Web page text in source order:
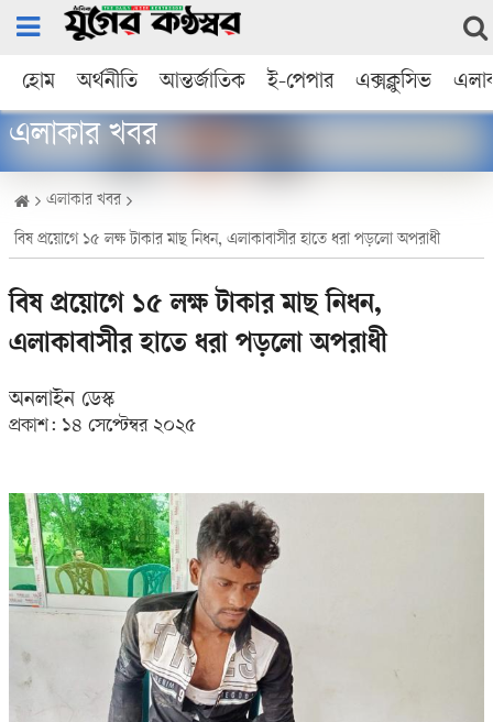
হোম অর্থনীতি আন্তর্জাতিক ই-পেপার এক্সক্লুসিভ
এলাকার খবর
এলাকার খবর
বিষ প্রয়োগে ১৫ লক্ষ টাকার মাছ নিধন, এলাকাবাসীর হাতে ধরা পড়লো অপরাধী
বিষ প্রয়োগে ১৫ লক্ষ টাকার মাছ নিধন,
এলাকাবাসীর হাতে ধরা পড়লো অপরাধী
অনলাইন ডেস্ক
প্রকাশ: ১৪ সেপ্টেম্বর ২০২৫